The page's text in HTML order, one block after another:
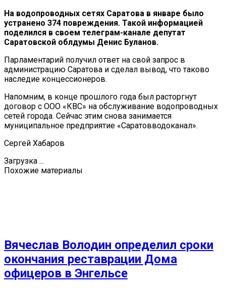
На водопроводных сетях Саратова в январе было
устранено 374 повреждения. Такой информацией
поделился в своем телеграм-канале депутат
Саратовской облдумы Денис Буланов.
Парламентарий получил ответ на свой запрос в
администрацию Саратова и сделал вывод, что таково
наследие концессионеров.
Напомним, в конце прошлого года был расторгнут
договор с ООО «КВС» на обслуживание водопроводных
сетей города. Сейчас этим снова занимается
муниципальное предприятие «Саратовводоканал».
Сергей Хабаров
Загрузка ...
Похожие материалы
Вячеслав Володин определил сроки
окончания реставрации Дома
офицеров в Энгельсе